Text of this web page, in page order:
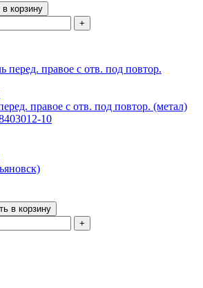
корзину
+
правое с отв. под повтор. (метал)
10
в корзину
+